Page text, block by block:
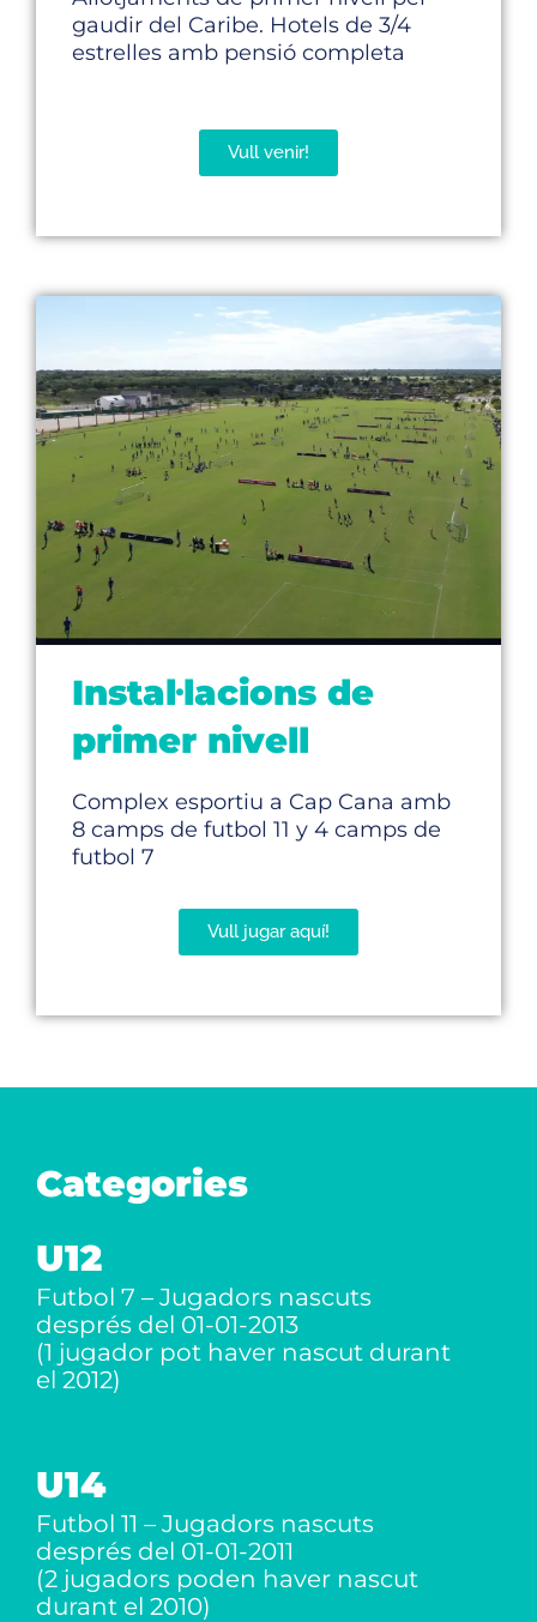
gaudir del Caribe. Hotels de 3/4
estrelles amb pensió completa
Vull venir!
Instal·lacions de
primer nivell
Complex esportiu a Cap Cana amb
8 camps de futbol 11 y 4 camps de
futbol 7
Vull jugar aquí!
Categories
U12
Futbol 7 – Jugadors nascuts
després del 01-01-2013
(1 jugador pot haver nascut durant
el 2012)
U14
Futbol 11 – Jugadors nascuts
després del 01-01-2011
(2 jugadors poden haver nascut
durant el 2010)